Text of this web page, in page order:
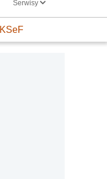
Serwisy
KSeF